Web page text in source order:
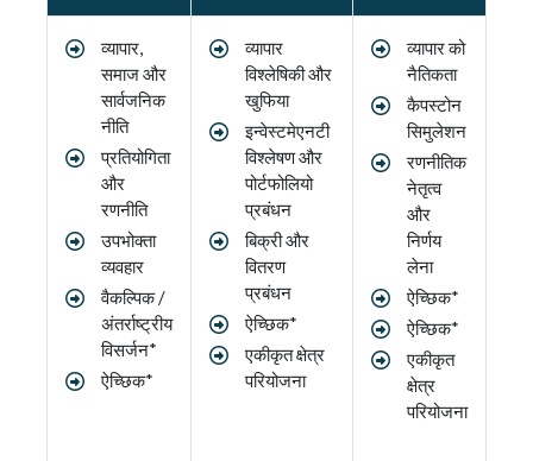
व्यापार,
समाज और
सार्वजनिक
नीति
प्रतियोगिता
और
रणनीति
उपभोक्ता
व्यवहार
वैकल्पिक /
अंतर्राष्ट्रीय
विसर्जन*
ऐच्छिक*
व्यापार
विश्लेषिकी और
खुफिया
इन्वेस्टमेएनटी
विश्लेषण और
पोर्टफोलियो
प्रबंधन
बिक्री और
वितरण
प्रबंधन
ऐच्छिक*
एकीकृत क्षेत्र
परियोजना
व्यापार को
नैतिकता
कैपस्टोन
सिमुलेशन
रणनीतिक
नेतृत्व
और
निर्णय
लेना
ऐच्छिक*
ऐच्छिक*
एकीकृत
क्षेत्र
परियोजना